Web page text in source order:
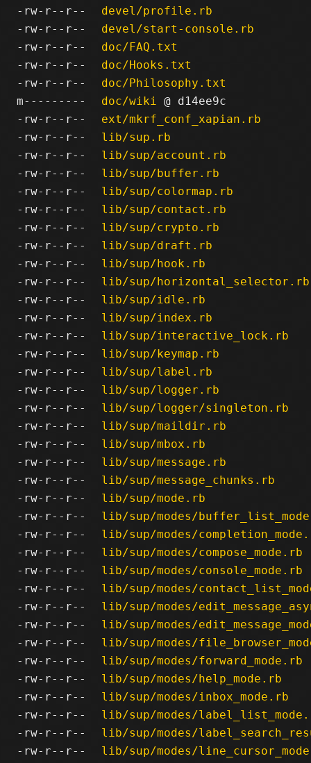
-rw-r--r--
devel/profile.rb
-rw-r--r--
devel/start-console.rb
-rw-r--r--
doc/FAQ.txt
-rw-r--r--
doc/Hooks.txt
-rw-r--r--
doc/Philosophy.txt
m---------
doc/wiki @ d14ee9c
-rw-r--r--
ext/mkrf_conf_xapian.rb
-rw-r--r--
lib/sup.rb
-rw-r--r--
lib/sup/account.rb
-rw-r--r--
lib/sup/buffer.rb
-rw-r--r--
lib/sup/colormap.rb
-rw-r--r--
lib/sup/contact.rb
-rw-r--r--
lib/sup/crypto.rb
-rw-r--r--
lib/sup/draft.rb
-rw-r--r--
lib/sup/hook.rb
-rw-r--r--
lib/sup/horizontal_selector.rb
-rw-r--r--
lib/sup/idle.rb
-rw-r--r--
lib/sup/index.rb
-rw-r--r--
lib/sup/interactive_lock.rb
-rw-r--r--
lib/sup/keymap.rb
-rw-r--r--
lib/sup/label.rb
-rw-r--r--
lib/sup/logger.rb
-rw-r--r--
lib/sup/logger/singleton.rb
-rw-r--r--
lib/sup/maildir.rb
-rw-r--r--
lib/sup/mbox.rb
-rw-r--r--
lib/sup/message.rb
-rw-r--r--
lib/sup/message_chunks.rb
-rw-r--r--
lib/sup/mode.rb
-rw-r--r--
lib/sup/modes/
-rw-r--r--
lib/sup/modes/
-rw-r--r--
lib/sup/modes/compose_mode.rb
-rw-r--r--
lib/sup/modes/console_mode.rb
-rw-r--r--
lib/sup/modes/
-rw-r--r--
lib/sup/modes/
-rw-r--r--
lib/sup/modes/
-rw-r--r--
lib/sup/modes/
-rw-r--r--
lib/sup/modes/forward_mode.rb
-rw-r--r--
lib/sup/modes/help_mode.rb
-rw-r--r--
lib/sup/modes/inbox_mode.rb
-rw-r--r--
lib/sup/modes/
-rw-r--r--
lib/sup/modes/
-rw-r--r--
lib/sup/modes/